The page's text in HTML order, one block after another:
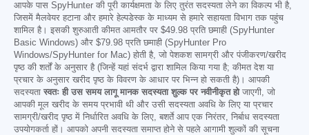
आपके पास SpyHunter की पूरी कार्यक्षमता के लिए तुरंत सदस्यता लेने का विकल्प भी है,
जिसमें मैलवेयर हटाना और हमारे हेल्पडेस्क के माध्यम से हमारे सहायता विभाग तक पहुंच
शामिल है। इसकी शुरुआती कीमत आमतौर पर $49.98 प्रति छमाही (SpyHunter
Basic Windows) और $79.98 प्रति छमाही (SpyHunter Pro
Windows/SpyHunter for Mac) होती है, जो पेशकश सामग्री और पंजीकरण/खरीद
पृष्ठ की शर्तों के अनुसार है (जिन्हें यहां संदर्भ द्वारा शामिल किया गया है; कीमत देश या
प्रचार के अनुसार खरीद पृष्ठ के विवरण के आधार पर भिन्न हो सकती है)। आपकी
सदस्यता स्वतः ही उस समय लागू मानक सदस्यता शुल्क पर नवीनीकृत होजाएगी, जो
आपकी मूल खरीद के समय प्रभावी थी और उसी सदस्यता अवधि के लिए या प्रचार
सामग्री/खरीद पृष्ठ में निर्धारित अवधि के लिए, बशर्ते आप एक निरंतर, निर्बाध सदस्यता
उपयोगकर्ता हों। आपको अपनी सदस्यता समाप्त होने से पहले आगामी शुल्कों की सूचना